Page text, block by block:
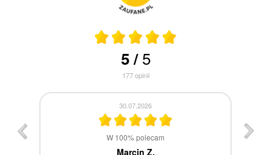
5/5
177opinii
30.07.2026
W 100% polecam
Marcin Z.